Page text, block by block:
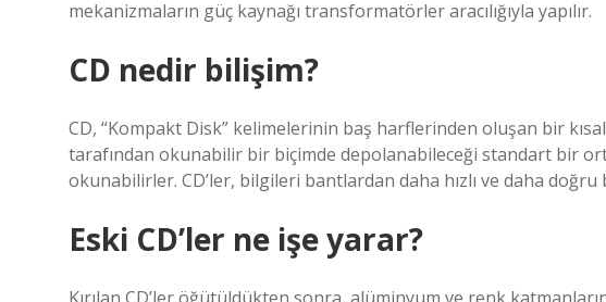
mekanizmaların güç kaynağı transformatörler aracılığıyla yapılır.
CD nedir bilişim?
CD, “Kompakt Disk” kelimelerinin baş harflerinden oluşan bir
tarafından okunabilir bir biçimde depolanabileceği standart bir
okunabilirler. CD’ler, bilgileri bantlardan daha hızlı ve daha
Eski CD’ler ne işe yarar?